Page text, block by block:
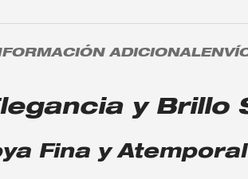
ADICIONAL
y Brillo
Fina y Atemporal